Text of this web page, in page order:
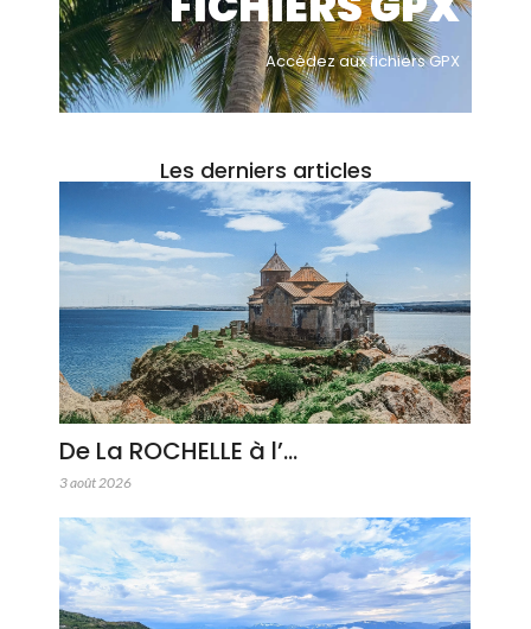
Accèdez aux fichiers GPX
Les derniers articles
De La ROCHELLE à l’…
3 août 2026